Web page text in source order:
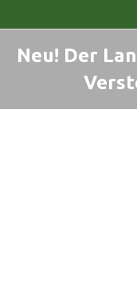
Neu! Der